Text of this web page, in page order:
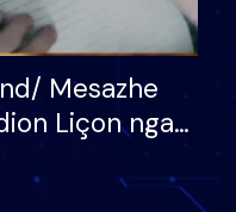
Mesazhe
Liçon nga
moderatori
meritoj…